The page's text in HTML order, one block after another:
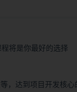
将是你最好的选择
，达到项目开发核心